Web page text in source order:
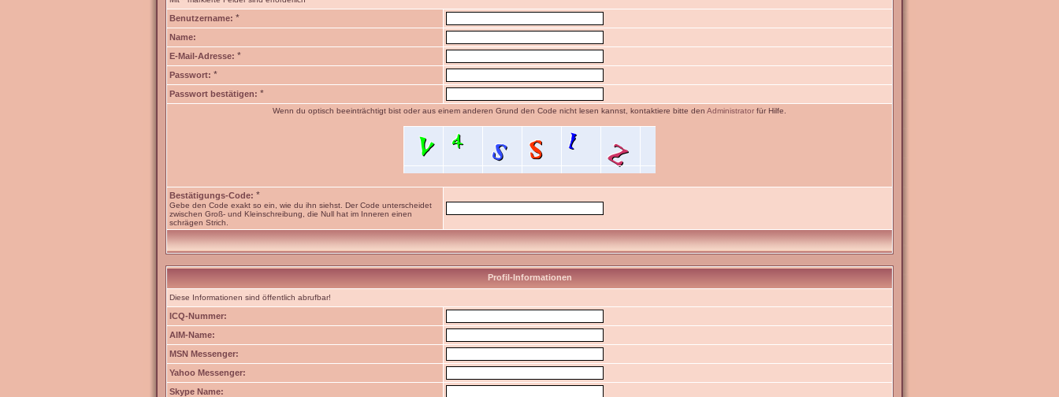
Benutzername: *
Name:
E-Mail-Adresse: *
Passwort: *
Passwort bestätigen: *
Wenn du optisch beeinträchtigt bist oder aus einem anderen Grund den Code nicht lesen kannst, kontaktiere bitte den Administrator für Hilfe.
Bestätigungs-Code: *
Gebe den Code exakt so ein, wie du ihn siehst. Der Code unterscheidet
zwischen Groß- und Kleinschreibung, die Null hat im Inneren einen
schrägen Strich.
Profil-Informationen
Diese Informationen sind öffentlich abrufbar!
ICQ-Nummer:
AIM-Name:
MSN Messenger:
Yahoo Messenger:
Skype Name: